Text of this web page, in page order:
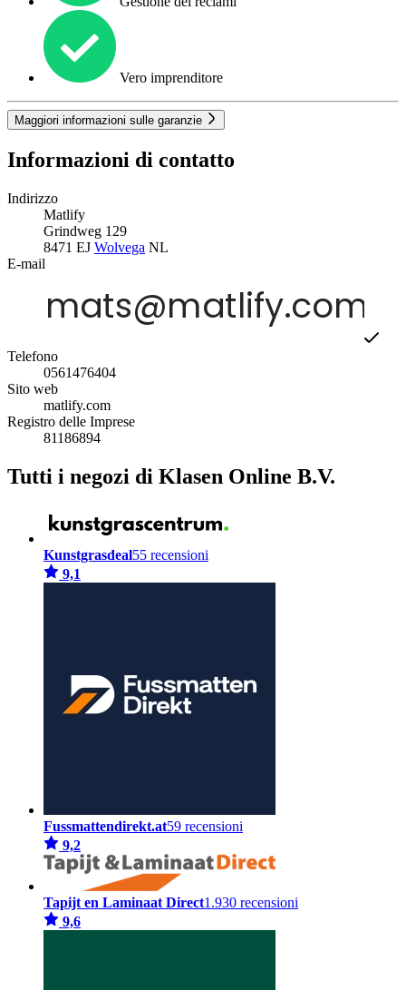
Vero imprenditore
Maggiori informazioni sulle garanzie
Informazioni di contatto
Indirizzo
Matlify
Grindweg 129
8471 EJ Wolvega NL
E-mail
Telefono
0561476404
Sito web
matlify.com
Registro delle Imprese
81186894
Tutti i negozi di Klasen Online B.V.
Kunstgrasdeal55 recensioni
9,1
Fussmattendirekt.at59 recensioni
9,2
Tapijt en Laminaat Direct1.930 recensioni
9,6